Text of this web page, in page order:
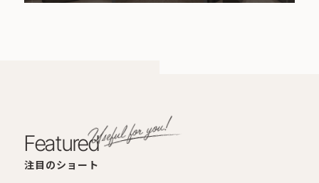
Featured
注目のショート